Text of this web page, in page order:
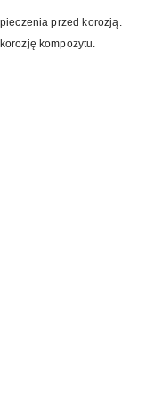
przed korozją.
kompozytu.